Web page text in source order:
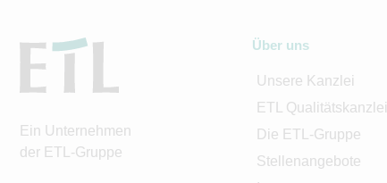
Ein Unternehmen
der ETL-Gruppe
Über uns
Unsere Kanzlei
ETL Qualitätskanzlei
Die ETL-Gruppe
Stellenangebote